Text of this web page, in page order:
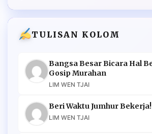
TULISAN KOLOM
Bangsa Besar Bicara Hal
Gosip Murahan
LIM WEN TJAI
Beri Waktu Jumhur Bekerja!
LIM WEN TJAI